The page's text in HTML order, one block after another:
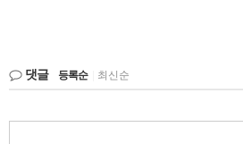
댓글 등록순 최신순